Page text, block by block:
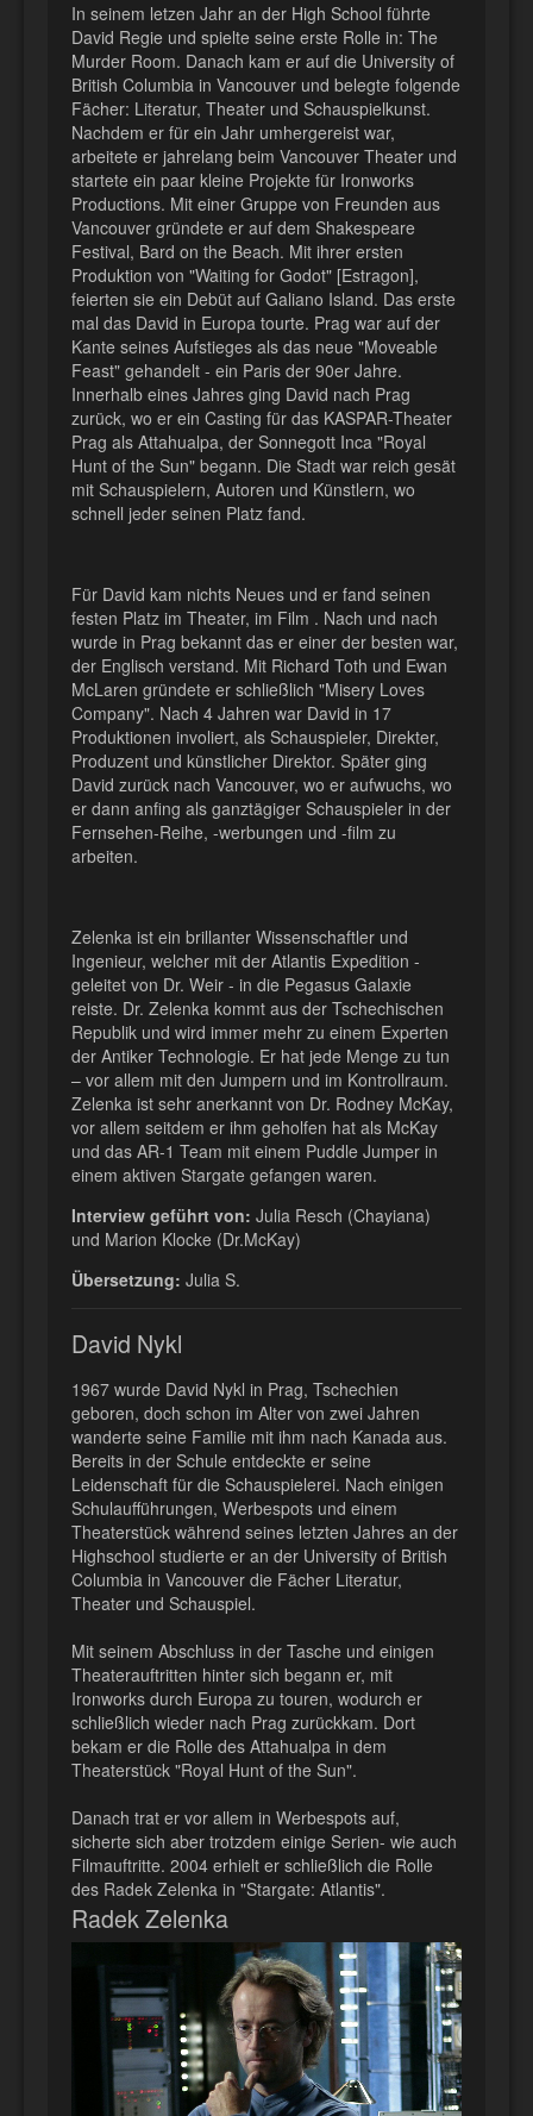
In seinem letzen Jahr an der High School führte
David Regie und spielte seine erste Rolle in: The
Murder Room. Danach kam er auf die University of
British Columbia in Vancouver und belegte folgende
Fächer: Literatur, Theater und Schauspielkunst.
Nachdem er für ein Jahr umhergereist war,
arbeitete er jahrelang beim Vancouver Theater und
startete ein paar kleine Projekte für Ironworks
Productions. Mit einer Gruppe von Freunden aus
Vancouver gründete er auf dem Shakespeare
Festival, Bard on the Beach. Mit ihrer ersten
Produktion von "Waiting for Godot" [Estragon],
feierten sie ein Debüt auf Galiano Island. Das erste
mal das David in Europa tourte. Prag war auf der
Kante seines Aufstieges als das neue "Moveable
Feast" gehandelt - ein Paris der 90er Jahre.
Innerhalb eines Jahres ging David nach Prag
zurück, wo er ein Casting für das KASPAR-Theater
Prag als Attahualpa, der Sonnegott Inca "Royal
Hunt of the Sun" begann. Die Stadt war reich gesät
mit Schauspielern, Autoren und Künstlern, wo
schnell jeder seinen Platz fand.
Für David kam nichts Neues und er fand seinen
festen Platz im Theater, im Film . Nach und nach
wurde in Prag bekannt das er einer der besten war,
der Englisch verstand. Mit Richard Toth und Ewan
McLaren gründete er schließlich "Misery Loves
Company". Nach 4 Jahren war David in 17
Produktionen involiert, als Schauspieler, Direkter,
Produzent und künstlicher Direktor. Später ging
David zurück nach Vancouver, wo er aufwuchs, wo
er dann anfing als ganztägiger Schauspieler in der
Fernsehen-Reihe, -werbungen und -film zu
arbeiten.
Zelenka ist ein brillanter Wissenschaftler und
Ingenieur, welcher mit der Atlantis Expedition -
geleitet von Dr. Weir - in die Pegasus Galaxie
reiste. Dr. Zelenka kommt aus der Tschechischen
Republik und wird immer mehr zu einem Experten
der Antiker Technologie. Er hat jede Menge zu tun
– vor allem mit den Jumpern und im Kontrollraum.
Zelenka ist sehr anerkannt von Dr. Rodney McKay,
vor allem seitdem er ihm geholfen hat als McKay
und das AR-1 Team mit einem Puddle Jumper in
einem aktiven Stargate gefangen waren.
Interview geführt von: Julia Resch (Chayiana)
und Marion Klocke (Dr.McKay)
Übersetzung: Julia S.
David Nykl
1967 wurde David Nykl in Prag, Tschechien
geboren, doch schon im Alter von zwei Jahren
wanderte seine Familie mit ihm nach Kanada aus.
Bereits in der Schule entdeckte er seine
Leidenschaft für die Schauspielerei. Nach einigen
Schulaufführungen, Werbespots und einem
Theaterstück während seines letzten Jahres an der
Highschool studierte er an der University of British
Columbia in Vancouver die Fächer Literatur,
Theater und Schauspiel.
Mit seinem Abschluss in der Tasche und einigen
Theaterauftritten hinter sich begann er, mit
Ironworks durch Europa zu touren, wodurch er
schließlich wieder nach Prag zurückkam. Dort
bekam er die Rolle des Attahualpa in dem
Theaterstück "Royal Hunt of the Sun".
Danach trat er vor allem in Werbespots auf,
sicherte sich aber trotzdem einige Serien- wie auch
Filmauftritte. 2004 erhielt er schließlich die Rolle
des Radek Zelenka in "Stargate: Atlantis".
Radek Zelenka